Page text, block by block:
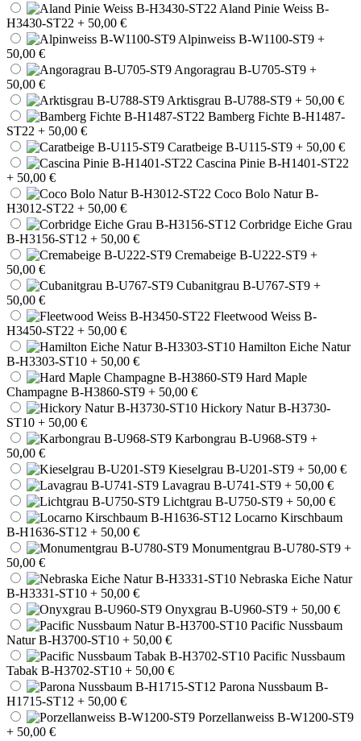
Aland Pinie Weiss B-
H3430-ST22 + 50,00 €
Alpinweiss B-W1100-ST9 +
50,00 €
Angoragrau B-U705-ST9 +
50,00 €
Arktisgrau B-U788-ST9 + 50,00 €
Bamberg Fichte B-H1487-
ST22 + 50,00 €
Caratbeige B-U115-ST9 + 50,00 €
Cascina Pinie B-H1401-ST22
+ 50,00 €
Coco Bolo Natur B-
H3012-ST22 + 50,00 €
Corbridge Eiche Grau
B-H3156-ST12 + 50,00 €
Cremabeige B-U222-ST9 +
50,00 €
Cubanitgrau B-U767-ST9 +
50,00 €
Fleetwood Weiss B-
H3450-ST22 + 50,00 €
Hamilton Eiche Natur
B-H3303-ST10 + 50,00 €
Hard Maple
Champagne B-H3860-ST9 + 50,00 €
Hickory Natur B-H3730-
ST10 + 50,00 €
Karbongrau B-U968-ST9 +
50,00 €
Kieselgrau B-U201-ST9 + 50,00 €
Lavagrau B-U741-ST9 + 50,00 €
Lichtgrau B-U750-ST9 + 50,00 €
Locarno Kirschbaum
B-H1636-ST12 + 50,00 €
Monumentgrau B-U780-ST9 +
50,00 €
Nebraska Eiche Natur
B-H3331-ST10 + 50,00 €
Onyxgrau B-U960-ST9 + 50,00 €
Pacific Nussbaum
Natur B-H3700-ST10 + 50,00 €
Pacific Nussbaum
Tabak B-H3702-ST10 + 50,00 €
Parona Nussbaum B-
H1715-ST12 + 50,00 €
Porzellanweiss B-W1200-ST9
+ 50,00 €